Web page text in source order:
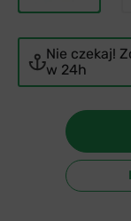
Nie czekaj!
w 24h